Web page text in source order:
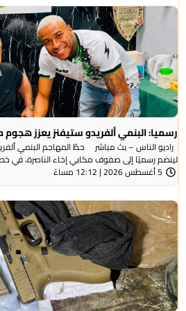
رسميا: البنمي ألفريدو ستيفنز يعزز هجوم
راديو الناس – بث مباشر حطّ المهاجم البنمي
لينضم رسميًا إلى صفوف مكابي إخاء الناصرة، في
5 أغسطس 2026 | 12:12 مساءً